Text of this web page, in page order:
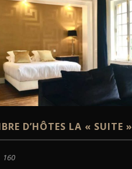
D’HÔTES LA « SUITE »
160